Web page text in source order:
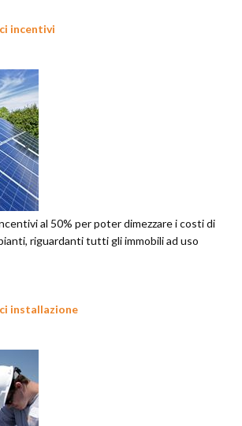
incentivi
al 50% per poter dimezzare i costi di
riguardanti tutti gli immobili ad uso
installazione